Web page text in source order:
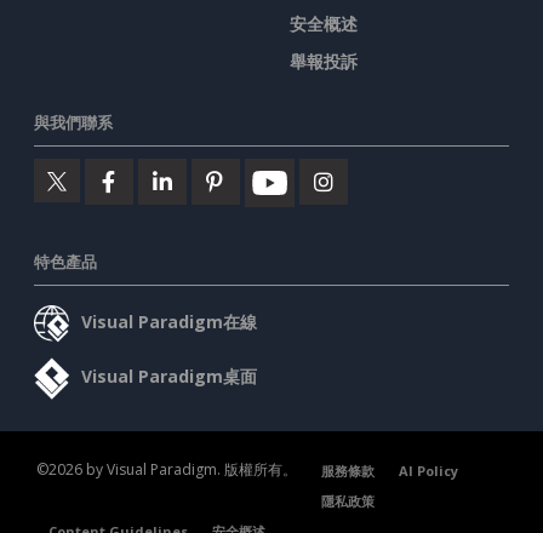
安全概述
舉報投訴
與我們聯系
特色產品
Visual Paradigm在線
Visual Paradigm桌面
©2026 by Visual Paradigm. 版權所有。 服務條款
AI Policy
隱私政策